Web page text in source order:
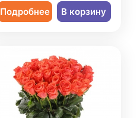
Подробнее В корзину